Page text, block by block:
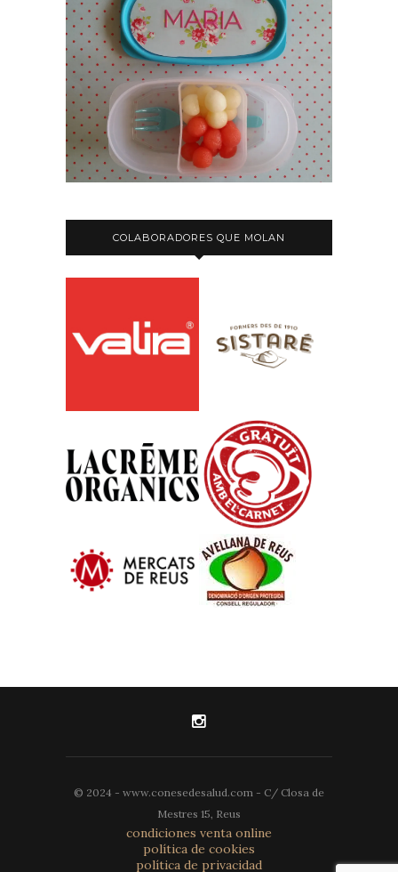
COLABORADORES QUE MOLAN
© 2024 - www.conesedesalud.com - C/ Closa de
Mestres 15, Reus
condiciones venta online
política de cookies
política de privacidad